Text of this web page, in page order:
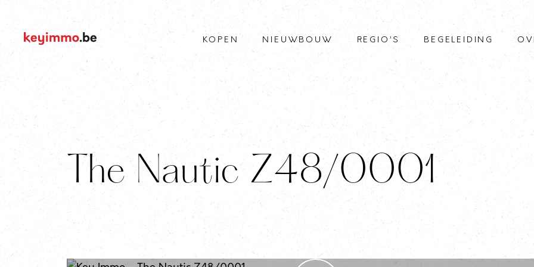
KOPEN NIEUWBOUW REGIO’S BEGELEIDING
The Nautic Z48/0001